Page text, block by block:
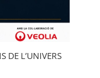
DE L’UNIVERS